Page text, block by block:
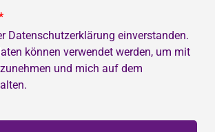
Datenschutzerklärung einverstanden.
können verwendet werden, um mit
und mich auf dem